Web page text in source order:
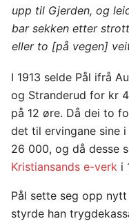
upp til Gjerden, og
bar sekken etter
eller to [på vegen]
I 1913 selde Pål ifrå
og Stranderud for kr
på 12 øre. Då dei to
det til ervingane sine
26 000, og då desse
Kristiansands e-verk i
Pål sette seg opp
styrde han